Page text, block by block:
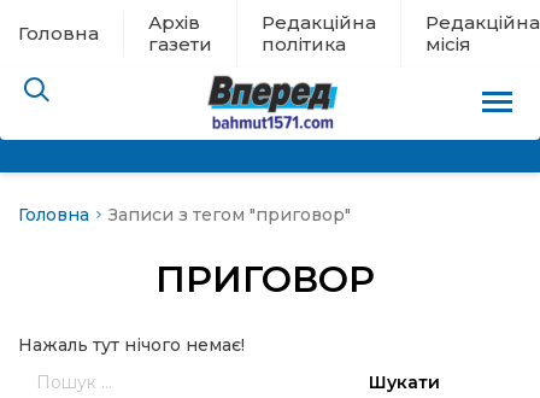
Головна
Архів
газети
Редакційна
політика
Редакційна
місія
Головна Записи з тегом "приговор"
ПРИГОВОР
Нажаль тут нічого немає!